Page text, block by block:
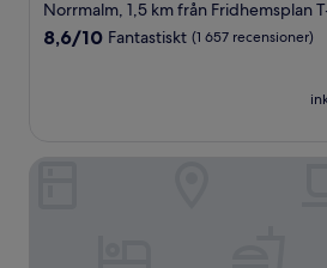
stjärnigt
boende
Norrmalm, 1,5 km från Fridhemsplan
8.6
8,6/10 Fantastiskt (1 657 recensioner)